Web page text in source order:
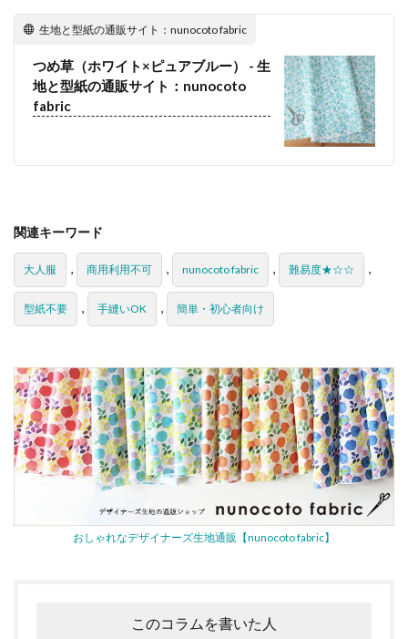
生地と型紙の通販サイト：nunocoto fabric
つめ草（ホワイト×ピュアブルー） - 生
地と型紙の通販サイト：nunocoto
fabric
関連キーワード
大人服 , 商用利用不可 , nunocoto fabric , 難易度★☆☆ ,
型紙不要 , 手縫いOK , 簡単・初心者向け
おしゃれなデザイナーズ生地通販【nunocoto fabric】
このコラムを書いた人